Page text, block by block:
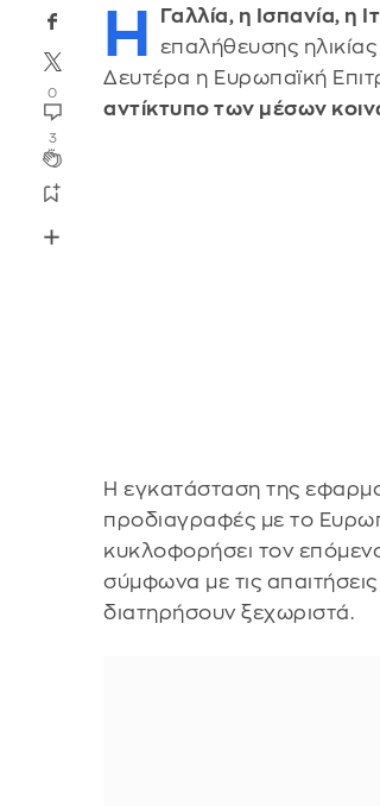
0
3
Η Γαλλία, η Ισπανία, η
επαλήθευσης ηλικίας
Δευτέρα η Ευρωπαϊκή
αντίκτυπο των μέσων
Η εγκατάσταση της
προδιαγραφές με το
κυκλοφορήσει τον
σύμφωνα με τις
διατηρήσουν ξεχωριστά.